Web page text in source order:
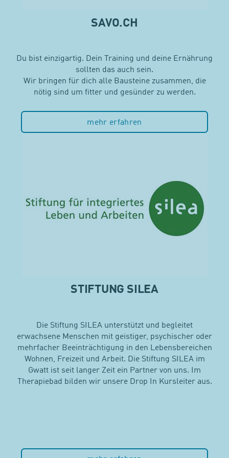
SAVO.CH
Du bist einzigartig. Dein Training und deine Ernährung
sollten das auch sein.
Wir bringen für dich alle Bausteine zusammen, die
nötig sind um fitter und gesünder zu werden.
mehr erfahren
STIFTUNG SILEA
Die Stiftung SILEA unterstützt und begleitet
erwachsene Menschen mit geistiger, psychischer oder
mehrfacher Beeinträchtigung in den Lebensbereichen
Wohnen, Freizeit und Arbeit. Die Stiftung SILEA im
Gwatt ist seit langer Zeit ein Partner von uns. Im
Therapiebad bilden wir unsere Drop In Kursleiter aus.